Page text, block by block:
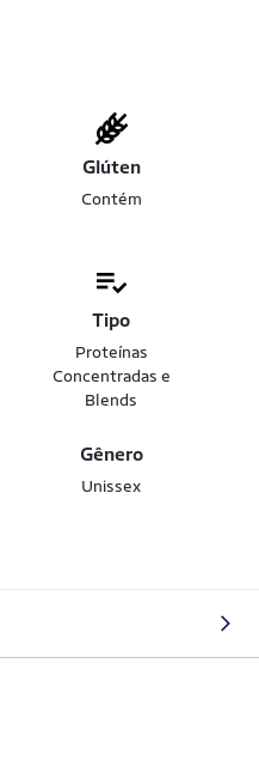
Glúten
Contém
Tipo
Proteínas
Concentradas e
Blends
Gênero
Unissex